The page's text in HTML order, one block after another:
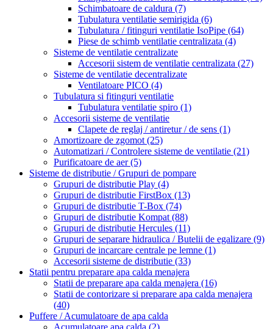
Schimbatoare de caldura (7)
Tubulatura ventilatie semirigida (6)
Tubulatura / fitinguri ventilatie IsoPipe (64)
Piese de schimb ventilatie centralizata (4)
Sisteme de ventilatie centralizate
Accesorii sistem de ventilatie centralizata (27)
Sisteme de ventilatie decentralizate
Ventilatoare PICO (4)
Tubulatura si fitinguri ventilatie
Tubulatura ventilatie spiro (1)
Accesorii sisteme de ventilatie
Clapete de reglaj / antiretur / de sens (1)
Amortizoare de zgomot (25)
Automatizari / Controlere sisteme de ventilatie (21)
Purificatoare de aer(5)
Sisteme de distributie / Grupuri de pompare
Grupuri de distributie Play (4)
Grupuri de distributie FirstBox (13)
Grupuri de distributie T-Box (74)
Grupuri de distributie Kompat (88)
Grupuri de distributie Hercules (11)
Grupuri de separare hidraulica / Butelii de egalizare (9)
Grupuri de incarcare centrale pe lemne (1)
Accesorii sisteme de distributie (33)
Statii pentru preparare apa calda menajera
Statii de preparare apa calda menajera (16)
Statii de contorizare si preparare apa calda menajera
(40)
Puffere / Acumulatoare de apa calda
Acumulatoare apa calda (2)